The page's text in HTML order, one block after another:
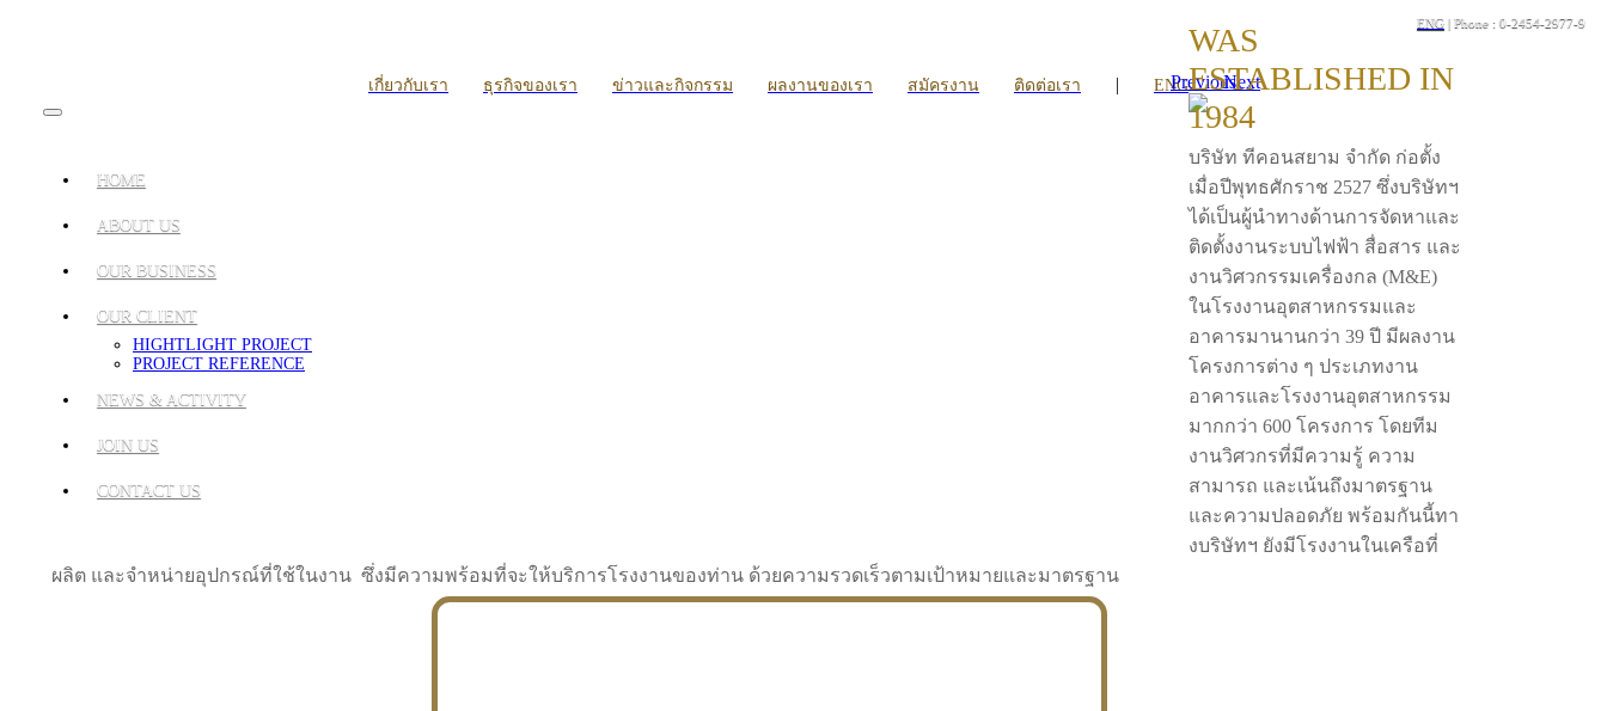
ENG | Phone : 0-2454-2977-9
เกี่ยวกับเรา ธุรกิจของเรา ข่าวและกิจกรรม ผลงานของเรา สมัครงาน ติดต่อเรา | ENG
HOME
ABOUT US
OUR BUSINESS
OUR CLIENT
HIGHTLIGHT PROJECT
PROJECT REFERENCE
NEWS & ACTIVITY
JOIN US
CONTACT US
PreviousNext
WAS
ESTABLISHED IN
1984
บริษัท ทีคอนสยาม จำกัด ก่อตั้ง
เมื่อปีพุทธศักราช 2527 ซึ่งบริษัทฯ
ได้เป็นผู้นำทางด้านการจัดหาและ
ติดตั้งงานระบบไฟฟ้า สื่อสาร และ
งานวิศวกรรมเครื่องกล (M&E)
ในโรงงานอุตสาหกรรมและ
อาคารมานานกว่า 39 ปี มีผลงาน
โครงการต่าง ๆ ประเภทงาน
อาคารและโรงงานอุตสาหกรรม
มากกว่า 600 โครงการ โดยทีม
งานวิศวกรที่มีความรู้ ความ
สามารถ และเน้นถึงมาตรฐาน
และความปลอดภัย พร้อมกันนี้ทา
งบริษัทฯ ยังมีโรงงานในเครือที่
ผลิต และจำหน่ายอุปกรณ์ที่ใช้ในงาน ซึ่งมีความพร้อมที่จะให้บริการโรงงานของท่าน ด้วยความรวดเร็วตามเป้าหมายและมาตรฐาน